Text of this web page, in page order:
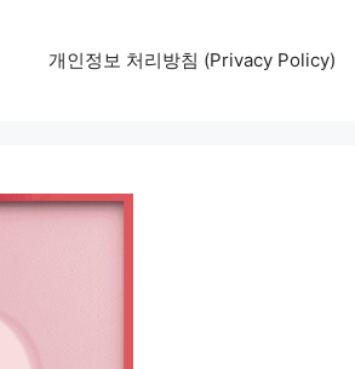
개인정보 처리방침 (Privacy Policy)